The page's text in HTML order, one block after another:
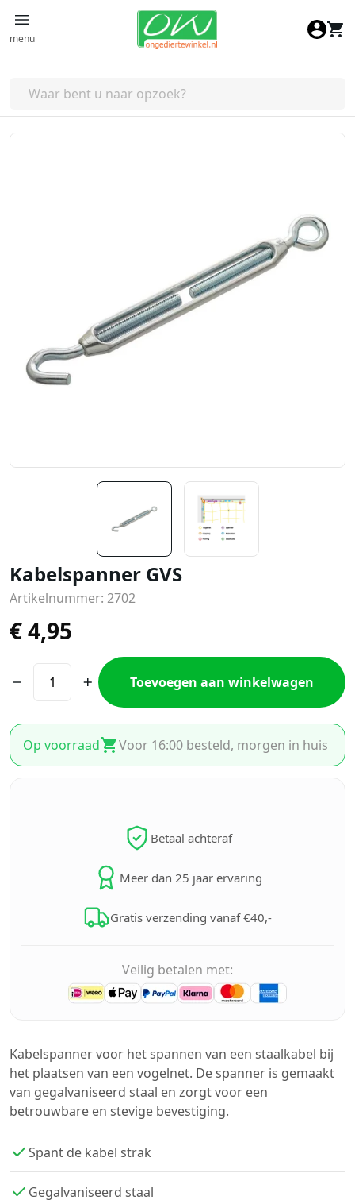
menu
Kabelspanner GVS
Artikelnummer: 2702
€4,95
Toevoegen aan winkelwagen
Op voorraad Voor 16:00 besteld, morgen in huis
Betaal achteraf
Meer dan 25 jaar ervaring
Gratis verzending vanaf €40,-
Veilig betalen met:
Kabelspanner voor het spannen van een staalkabel bij
het plaatsen van een vogelnet. De spanner is gemaakt
van gegalvaniseerd staal en zorgt voor een
betrouwbare en stevige bevestiging.
Spant de kabel strak
Gegalvaniseerd staal